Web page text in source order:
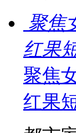
聚焦
红果
聚焦
红果